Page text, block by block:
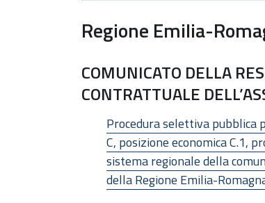
Regione Emilia-
COMUNICATO DELLA
CONTRATTUALE
Procedura selettiva pubblica
C, posizione economica C.1,
sistema regionale della
della Regione Emilia-